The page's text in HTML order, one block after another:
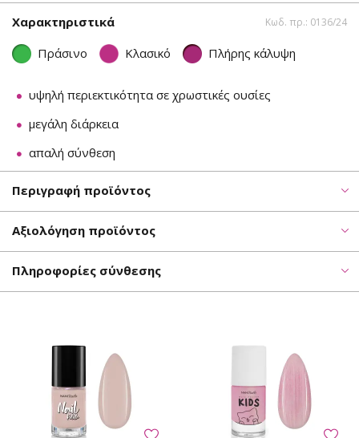
Χαρακτηριστικά Κωδ. πρ.: 0136/24
Πράσινο Κλασικό Πλήρης κάλυψη
υψηλή περιεκτικότητα σε χρωστικές ουσίες
μεγάλη διάρκεια
απαλή σύνθεση
Περιγραφή προϊόντος
Αξιολόγηση προϊόντος
Πληροφορίες σύνθεσης